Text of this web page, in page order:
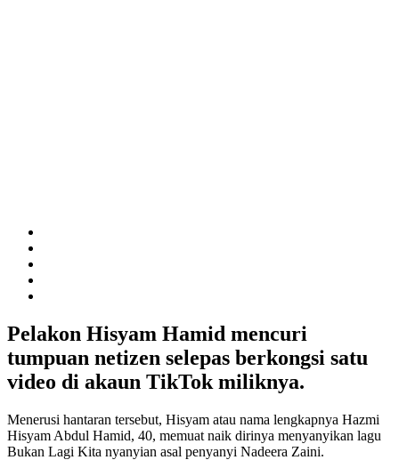
Pelakon Hisyam Hamid mencuri
tumpuan netizen selepas berkongsi satu
video di akaun TikTok miliknya.
Menerusi hantaran tersebut, Hisyam atau nama lengkapnya Hazmi
Hisyam Abdul Hamid, 40, memuat naik dirinya menyanyikan lagu
Bukan Lagi Kita nyanyian asal penyanyi Nadeera Zaini.